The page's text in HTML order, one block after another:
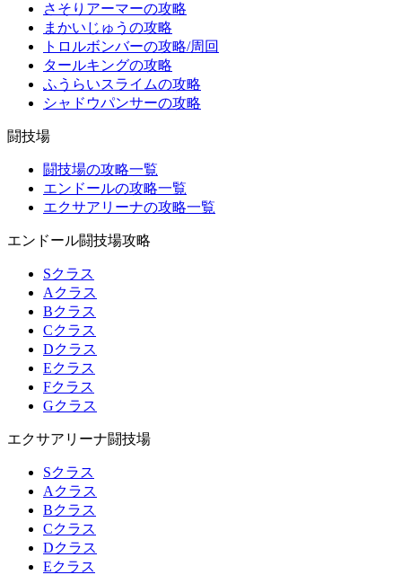
さそりアーマーの攻略
まかいじゅうの攻略
トロルボンバーの攻略/周回
タールキングの攻略
ふうらいスライムの攻略
シャドウパンサーの攻略
闘技場
闘技場の攻略一覧
エンドールの攻略一覧
エクサアリーナの攻略一覧
エンドール闘技場攻略
Sクラス
Aクラス
Bクラス
Cクラス
Dクラス
Eクラス
Fクラス
Gクラス
エクサアリーナ闘技場
Sクラス
Aクラス
Bクラス
Cクラス
Dクラス
Eクラス